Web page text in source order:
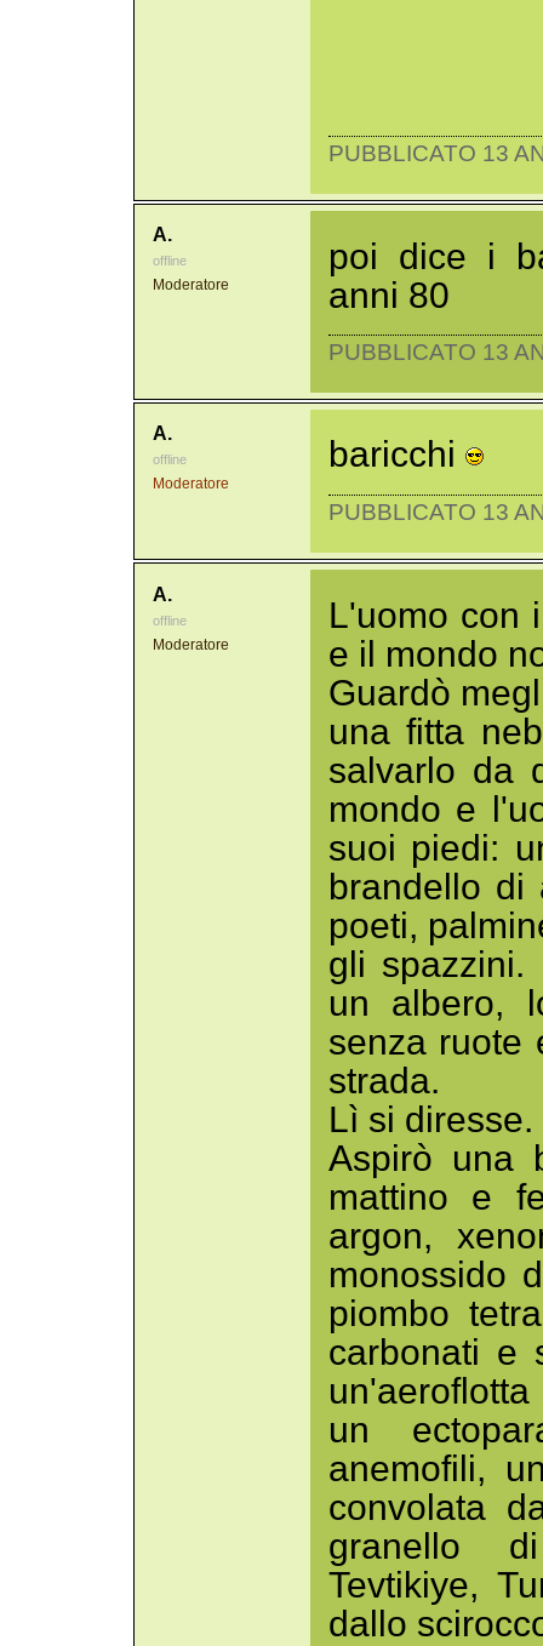
PUBBLICATO 13
A.
offline
Moderatore
poi dice i
anni 80
PUBBLICATO 13
A.
offline
Moderatore
baricchi
PUBBLICATO 13
A.
offline
Moderatore
L'uomo con
e il mondo
Guardò
una fitta
salvarlo da
mondo e
suoi piedi:
brandello di
poeti,
gli
un albero,
senza ruote
strada.
Lì si diresse.
Aspirò una
mattino e
argon,
monossido
piombo
carbonati e
un
anemofili,
convolata
granello
Tevtikiye,
dallo